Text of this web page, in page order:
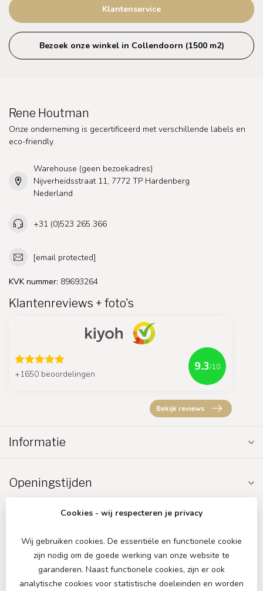
Klantenservice
Bezoek onze winkel in Collendoorn (1500 m2)
Rene Houtman
Onze onderneming is gecertificeerd met verschillende labels en
eco-friendly.
Warehouse (geen bezoekadres)
Nijverheidsstraat 11, 7772 TP Hardenberg
Nederland
+31 (0)523 265 366
[email protected]
KVK nummer: 89693264
Klantenreviews + foto's
+1650 beoordelingen
9.3/10
Bekijk reviews
Informatie
Openingstijden
Cookies - wij respecteren je privacy
Wij gebruiken cookies. De essentiële en functionele cookie
zijn nodig om de goede werking van onze website te
garanderen. Naast functionele cookies, zijn er ook
analytische cookies voor statistische doeleinden en worden